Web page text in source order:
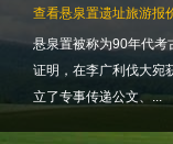
查看悬泉置遗址旅游报
悬泉置被称为90年代考
证明，在李广利伐大宛
立了专事传递公文、...